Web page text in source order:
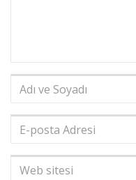
Adı
Soyadı*
posta
Adresi*
Web